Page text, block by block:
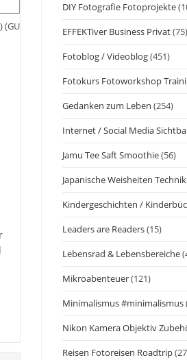
(GU
DIY Fotografie Fotoprojekte
EFFEKTiver Business Privat(75)
Fotoblog / Videoblog(451)
Fotokurs Fotoworkshop
Gedanken zum Leben (254)
Internet / Social Media
Jamu Tee Saft Smoothie(56)
Japanische Weisheiten
Kindergeschichten /
Leaders are Readers(15)
Lebensrad & Lebensbereiche
Mikroabenteuer(121)
Minimalismus #minimalismus
Nikon Kamera Objektiv
Reisen Fotoreisen Roadtrip